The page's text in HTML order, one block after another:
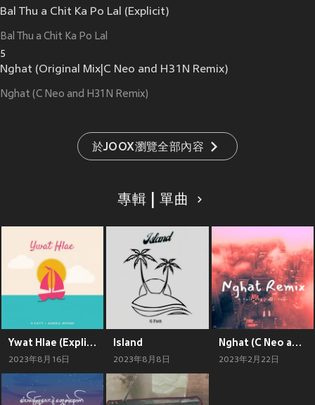
Bal Thu a Chit Ka Po Lal (Explicit)
Bal Thu a Chit Ka Po Lal
5
Nghat (Original Mix|C Neo and H31N Remix)
Nghat (C Neo and H31N Remix)
於JOOX瀏覽全部內容
專輯 | 單曲
Ywat Hlae (Explicit)
2023年8月16日
Island
2023年8月8日
Nghat (C Neo and H31N Remix)
2023年2月22日